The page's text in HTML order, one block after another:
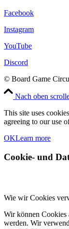
Facebook
Instagram
YouTube
Discord
© Board Game
Nach oben
This site uses
agreeing to our use
OKLearn more
Cookie- und
Wie wir Cookies
Wir können Cookies
werden. Wir